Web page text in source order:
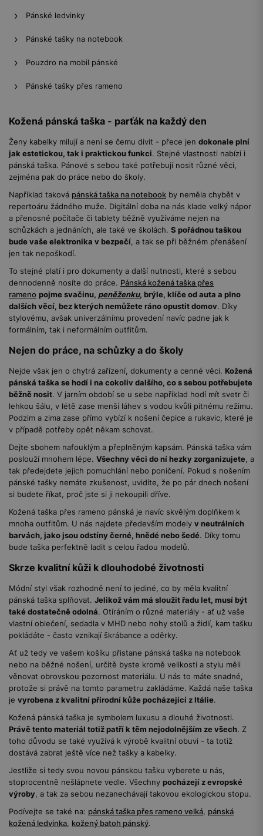
Pánské ledvinky
Pánské tašky na notebook
Pouzdro na mobil pánské
Pánské tašky přes rameno
Kožená pánská taška - parťák na každý den
Ženy kabelky milují a není se čemu divit - přece jen dokonale plní
jak estetickou, tak i praktickou funkci. Stejné vlastnosti nabízí i
pánská taška. Pánové s sebou také potřebují nosit různé věci,
zejména pak do práce nebo do školy.
Například taková pánská taška na notebook by neměla chybět v
repertoáru žádného muže. Digitální doba na nás klade velký nápor
a přenosné počítače či tablety běžně využíváme nejen na
schůzkách a jednáních, ale také ve školách. S pořádnou taškou
bude vaše elektronika v bezpečí , a tak se při běžném přenášení
jen tak nepoškodí.
To stejné platí i pro dokumenty a další nutnosti, které s sebou
dennodenně nosíte do práce. Pánská kožená taška přes
rameno pojme svačinu, peněženku, brýle, klíče od auta a plno
dalších věcí, bez kterých nemůžete ráno opustit domov. Díky
stylovému, avšak univerzálnímu provedení navíc padne jak k
formálním, tak i neformálním outfitům.
Nejen do práce, na schůzky a do školy
Nejde však jen o chytrá zařízení, dokumenty a cenné věci. Kožená
pánská taška se hodí i na cokoliv dalšího, co s sebou potřebujete
běžně nosit. V jarním období se u sebe například hodí mít svetr či
lehkou šálu, v létě zase menší láhev s vodou kvůli pitnému režimu.
Podzim a zima zase přímo vybízí k nošení čepice a rukavic, které je
v případě potřeby opět někam schovat.
Dejte sbohem nafouklým a přeplněným kapsám. Pánská taška vám
poslouží mnohem lépe. Všechny věci do ní hezky zorganizujete , a
tak předejdete jejich pomuchlání nebo poničení. Pokud s nošením
pánské tašky nemáte zkušenost, uvidíte, že po pár dnech nošení
si budete říkat, proč jste si ji nekoupili dříve.
Kožená taška přes rameno pánská je navíc skvělým doplňkem k
mnoha outfitům. U nás najdete především modely v neutrálních
barvách, jako jsou odstíny černé, hnědé nebo šedé. Díky tomu
bude taška perfektně ladit s celou řadou modelů.
Skrze kvalitní kůži k dlouhodobé životnosti
Módní styl však rozhodně není to jediné, co by měla kvalitní
pánská taška splňovat. Jelikož vám má sloužit řadu let, musí být
také dostatečně odolná. Otíráním o různé materiály - ať už vaše
vlastní oblečení, sedadla v MHD nebo nohy stolů a židlí, kam tašku
pokládáte - často vznikají škrábance a oděrky.
Ať už tedy ve vašem košíku přistane pánská taška na notebook
nebo na běžné nošení, určitě byste kromě velikosti a stylu měli
věnovat obrovskou pozornost materiálu. U nás to máte snadné,
protože si právě na tomto parametru zakládáme. Každá naše taška
je vyrobena z kvalitní přírodní kůže pocházející z Itálie.
Kožená pánská taška je symbolem luxusu a dlouhé životnosti.
Právě tento materiál totiž patří k těm nejodolnějším ze všech. Z
toho důvodu se také využívá k výrobě kvalitní obuvi - ta totiž
dostává zabrat ještě více než tašky a kabelky.
Jestliže si tedy svou novou pánskou tašku vyberete u nás,
stoprocentně nešlápnete vedle. Všechny pocházejí z evropské
výroby , a tak za sebou nezanechávají takovou ekologickou stopu.
Podívejte se také na: pánská taška přes rameno velká pánská
kožená ledvinka kožený batoh pánský.